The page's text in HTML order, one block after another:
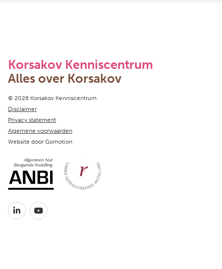
Korsakov Kenniscentrum
Alles over Korsakov
Copyright navigation
© 2026 Korsakov Kenniscentrum
Disclaimer
Privacy statement
Algemene voorwaarden
Website door Gomotion